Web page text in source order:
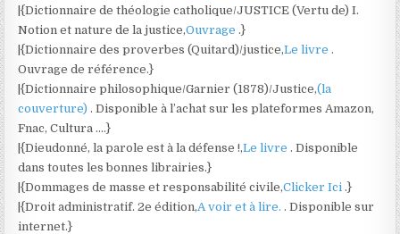
|{Dictionnaire de théologie catholique/JUSTICE (Vertu de) I.
Notion et nature de la justice,Ouvrage.}
|{Dictionnaire des proverbes (Quitard)/justice,Le livre.
Ouvrage de référence.}
|{Dictionnaire philosophique/Garnier (1878)/Justice,(la
couverture). Disponible à l’achat sur les plateformes Amazon,
Fnac, Cultura ….}
|{Dieudonné, la parole est à la défense !,Le livre. Disponible
dans toutes les bonnes librairies.}
|{Dommages de masse et responsabilité civile,Clicker Ici.}
|{Droit administratif. 2e édition,A voir et à lire.. Disponible sur
internet.}